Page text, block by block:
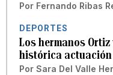
Por Fernando Ribas
DEPORTES
Los hermanos
histórica actuación
Por Sara Del Valle